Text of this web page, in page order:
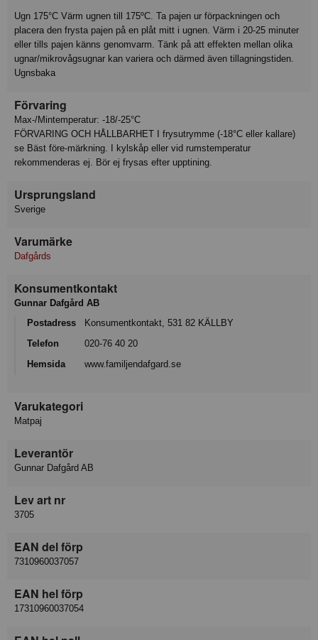
Ugn 175°C Värm ugnen till 175ºC. Ta pajen ur förpackningen och
placera den frysta pajen på en plåt mitt i ugnen. Värm i 20-25 minuter
eller tills pajen känns genomvarm. Tänk på att effekten mellan olika
ugnar/mikrovågsugnar kan variera och därmed även tillagningstiden.
Ugnsbaka
Förvaring
Max-/Mintemperatur: -18/-25°C
FÖRVARING OCH HÅLLBARHET I frysutrymme (-18°C eller kallare)
se Bäst före-märkning. I kylskåp eller vid rumstemperatur
rekommenderas ej. Bör ej frysas efter upptining.
Ursprungsland
Sverige
Varumärke
Dafgårds
Konsumentkontakt
Gunnar Dafgård AB
Postadress
Konsumentkontakt, 531 82 KÄLLBY
Telefon
020-76 40 20
Hemsida
www.familjendafgard.se
Varukategori
Matpaj
Leverantör
Gunnar Dafgård AB
Lev art nr
3705
EAN del förp
7310960037057
EAN hel förp
17310960037054